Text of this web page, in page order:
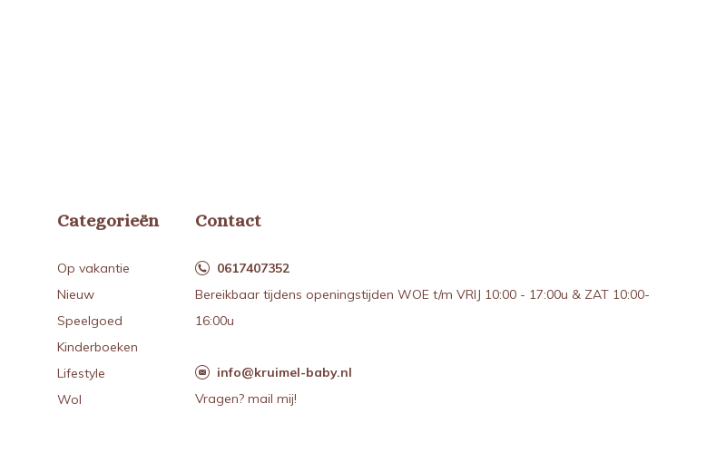
Categorieën
Op vakantie
Nieuw
Speelgoed
Kinderboeken
Lifestyle
Wol
Contact
0617407352
Bereikbaar tijdens openingstijden WOE t/m VRIJ 10:00 - 17:00u & ZAT 10:00-
16:00u
info@kruimel-baby.nl
Vragen? mail mij!